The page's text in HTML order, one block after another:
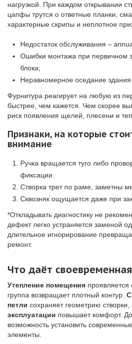
нагрузкой. При каждом открывании
цапфы трутся о ответные планки,
характерные скрипы и неплотное
Недостаток обслуживания –
Ошибки монтажа при первичном
блока;
Неравномерное оседание
Фурнитура реагирует на любую из
быстрее, чем кажется. Чем скорее
риск появления щелей, плесени и
Признаки, на которые
внимание
Ручка вращается туго либо
фиксации.
Створка трет по раме, заметны
Сквозняк ощущается даже при
*Откладывать диагностику не
дефект легко устраняется заменой
длительное игнорирование
ремонт.
Что даёт
Утепление помещения
группа возвращает плотный контур.
петли сохраняет геометрию створки,
эксплуатации повышает комфорт.
возможность установить
элементы.